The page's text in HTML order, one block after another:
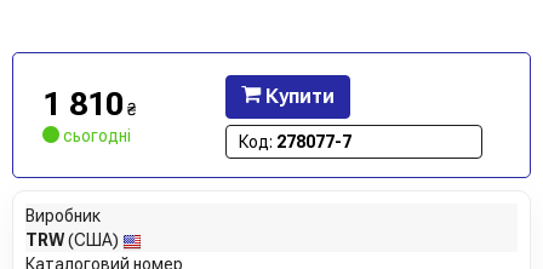
1 810 ₴
сьогодні
Купити
Код: 278077-7
Виробник
TRW(США)
Каталоговий номер